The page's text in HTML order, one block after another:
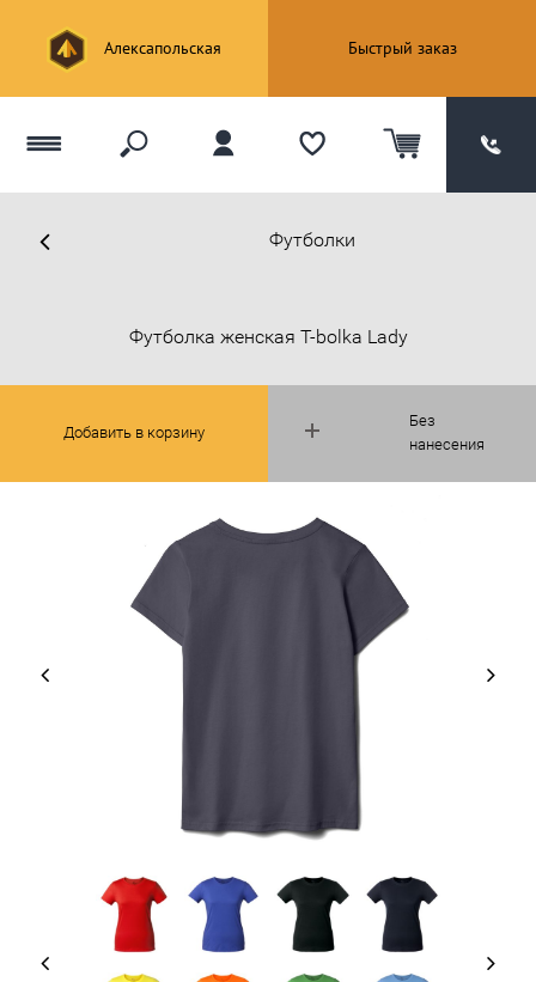
Алексапольская Быстрый заказ
Футболки
Без
нанесения
Футболка женская T-bolka Lady
Добавить в корзину